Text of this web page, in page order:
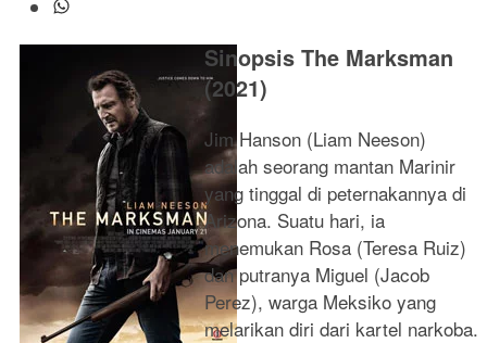
Sinopsis The Marksman
(2021)
Jim Hanson (Liam Neeson)
adalah seorang mantan Marinir
yang tinggal di peternakannya di
Arizona. Suatu hari, ia
menemukan Rosa (Teresa Ruiz)
dan putranya Miguel (Jacob
Perez), warga Meksiko yang
melarikan diri dari kartel narkoba.